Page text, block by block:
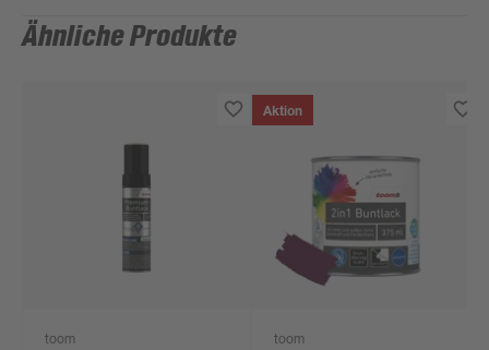
Ähnliche Produkte
toom
Aktion
toom